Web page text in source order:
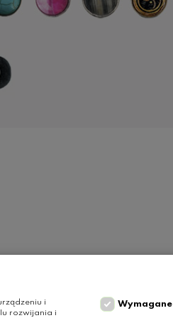
Grzyb STILO
i
rozwijania i
Wymagane